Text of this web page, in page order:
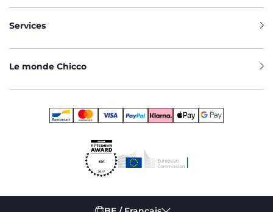
Services
Le monde Chicco